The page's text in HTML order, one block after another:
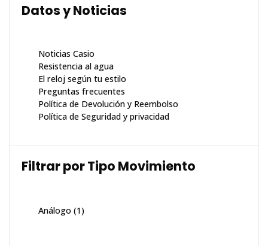
Datos y Noticias
Noticias Casio
Resistencia al agua
El reloj según tu estilo
Preguntas frecuentes
Política de Devolución y Reembolso
Política de Seguridad y privacidad
Filtrar por Tipo Movimiento
Análogo (1)